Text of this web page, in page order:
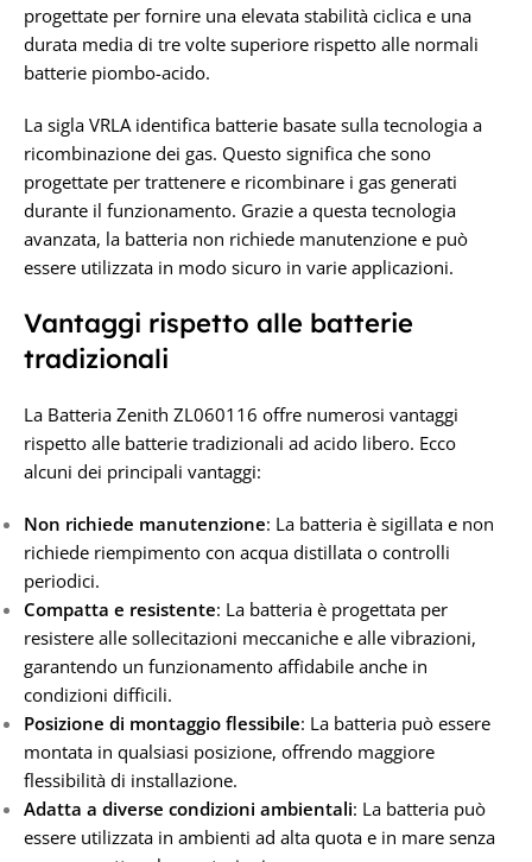
progettate per fornire una elevata stabilità ciclica e una
durata media di tre volte superiore rispetto alle normali
batterie piombo-acido.
La sigla VRLA identifica batterie basate sulla tecnologia a
ricombinazione dei gas. Questo significa che sono
progettate per trattenere e ricombinare i gas generati
durante il funzionamento. Grazie a questa tecnologia
avanzata, la batteria non richiede manutenzione e può
essere utilizzata in modo sicuro in varie applicazioni.
Vantaggi rispetto alle batterie
tradizionali
La Batteria Zenith ZL060116 offre numerosi vantaggi
rispetto alle batterie tradizionali ad acido libero. Ecco
alcuni dei principali vantaggi:
Non richiede manutenzione: La batteria è sigillata e non
richiede riempimento con acqua distillata o controlli
periodici.
Compatta e resistente: La batteria è progettata per
resistere alle sollecitazioni meccaniche e alle vibrazioni,
garantendo un funzionamento affidabile anche in
condizioni difficili.
Posizione di montaggio flessibile: La batteria può essere
montata in qualsiasi posizione, offrendo maggiore
flessibilità di installazione.
Adatta a diverse condizioni ambientali: La batteria può
essere utilizzata in ambienti ad alta quota e in mare senza